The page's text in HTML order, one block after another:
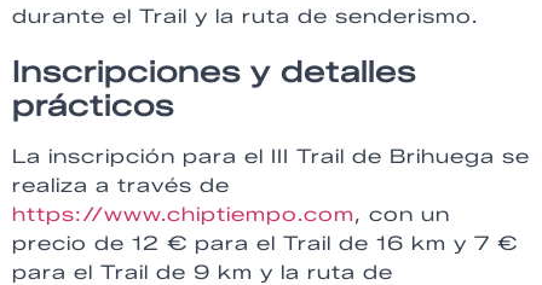
durante el Trail y la ruta de senderismo.
Inscripciones y detalles
prácticos
La inscripción para el III Trail de Brihuega se
realiza a través de
https://www.chiptiempo.com, con un
precio de 12 € para el Trail de 16 km y 7 €
para el Trail de 9 km y la ruta de